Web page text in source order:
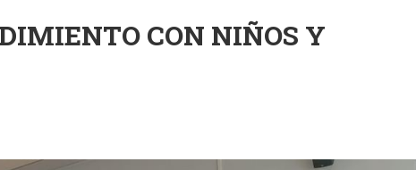
CON NIÑOS Y